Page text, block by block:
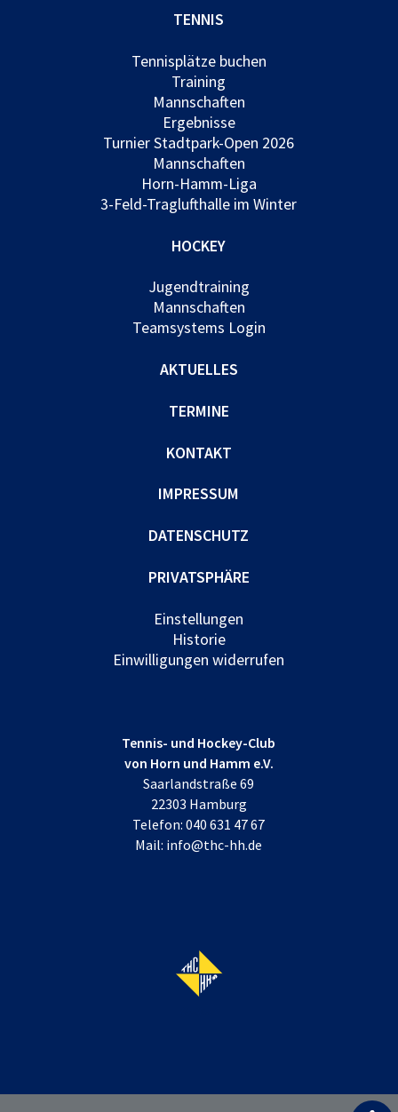
TENNIS
Tennisplätze buchen
Training
Mannschaften
Ergebnisse
Turnier Stadtpark-Open 2026
Mannschaften
Horn-Hamm-Liga
3-Feld-Traglufthalle im Winter
HOCKEY
Jugendtraining
Mannschaften
Teamsystems Login
AKTUELLES
TERMINE
KONTAKT
IMPRESSUM
DATENSCHUTZ
PRIVATSPHÄRE
Einstellungen
Historie
Einwilligungen widerrufen
Tennis- und Hockey-Club
von Horn und Hamm e.V.
Saarlandstraße 69
22303 Hamburg
Telefon:040 631 47 67
Mail: info@thc-hh.de